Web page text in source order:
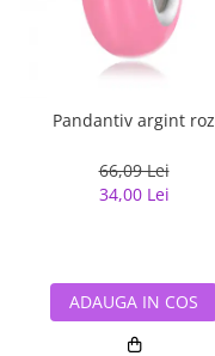
Pandantiv argint roz
66,09 Lei
34,00 Lei
ADAUGA IN COS